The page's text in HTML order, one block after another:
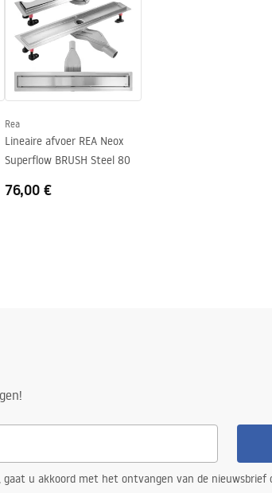
Rea
Lineaire afvoer REA Neox
Superflow BRUSH Steel 80
76,00 €
u akkoord met het ontvangen van de nieuwsbrief